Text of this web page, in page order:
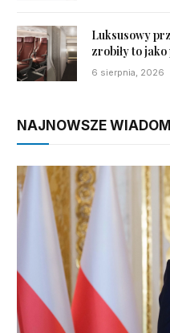
Luksusowy
zrobiły to
6 sierpnia, 2026
NAJNOWSZE